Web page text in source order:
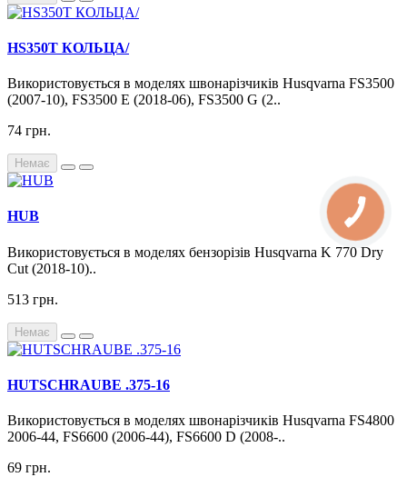
HS350T КОЛЬЦА/
Використовується в моделях швонарізчиків Husqvarna FS3500
(2007-10), FS3500 E (2018-06), FS3500 G (2..
74 грн.
Немає
HUB
Використовується в моделях бензорізів Husqvarna K 770 Dry
Cut (2018-10)..
513 грн.
Немає
HUTSCHRAUBE .375-16
Використовується в моделях швонарізчиків Husqvarna FS4800
2006-44, FS6600 (2006-44), FS6600 D (2008-..
69 грн.